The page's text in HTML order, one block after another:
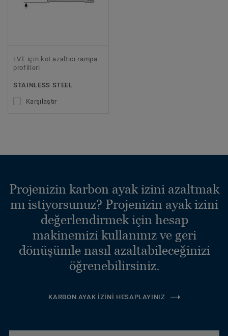
LVT için kot azaltıcı rampa
profilleri
STAINLESS STEEL
Karşılaştır
Projenizin karbon ayak izini azaltmak
mı istiyorsunuz? Projenizin ayak izini
değerlendirmek için hesap
makinemizi kullanınız ve geri
dönüşümle nasıl azaltabileceğinizi
öğrenebilirsiniz.
KARBON AYAK İZINI HESAPLAYINIZ